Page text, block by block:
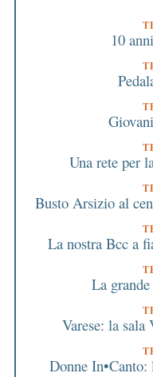
10
Una rete per
Busto Arsizio al
La nostra Bcc a
La
Varese: la
Donne